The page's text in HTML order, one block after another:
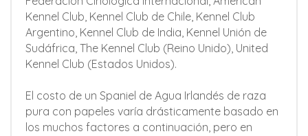
Kennel Club, Kennel Club de Chile, Kennel Club
Argentino, Kennel Club de India, Kennel Unión de
Sudáfrica, The Kennel Club (Reino Unido), United
Kennel Club (Estados Unidos).
El costo de un Spaniel de Agua Irlandés de raza
pura con papeles varía drásticamente basado en
los muchos factores a continuación, pero en